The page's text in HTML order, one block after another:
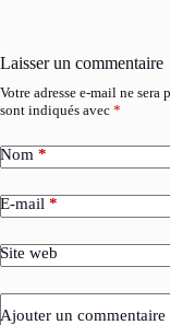
Laisser un commentaire
Votre adresse e-mail ne sera
sont indiqués avec *
Nom *
E-mail *
Site web
Ajouter un commentaire